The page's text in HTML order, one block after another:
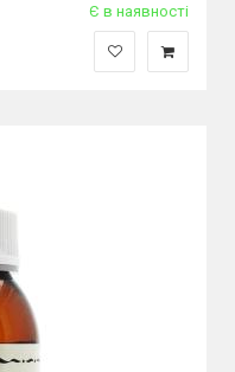
Є в наявності